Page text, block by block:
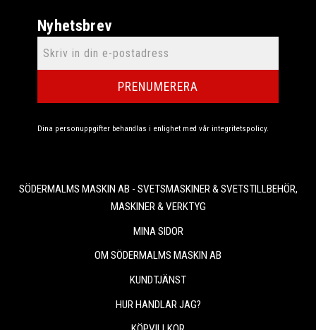
Nyhetsbrev
PRENUMERERA
Dina personuppgifter behandlas i enlighet med vår integritetspolicy.
SÖDERMALMS MASKIN AB - SVETSMASKINER & SVETSTILLBEHÖR,
MASKINER & VERKTYG
MINA SIDOR
OM SÖDERMALMS MASKIN AB
KUNDTJÄNST
HUR HANDLAR JAG?